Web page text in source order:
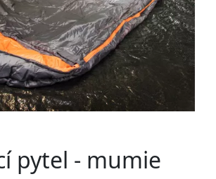
pytel - mumie